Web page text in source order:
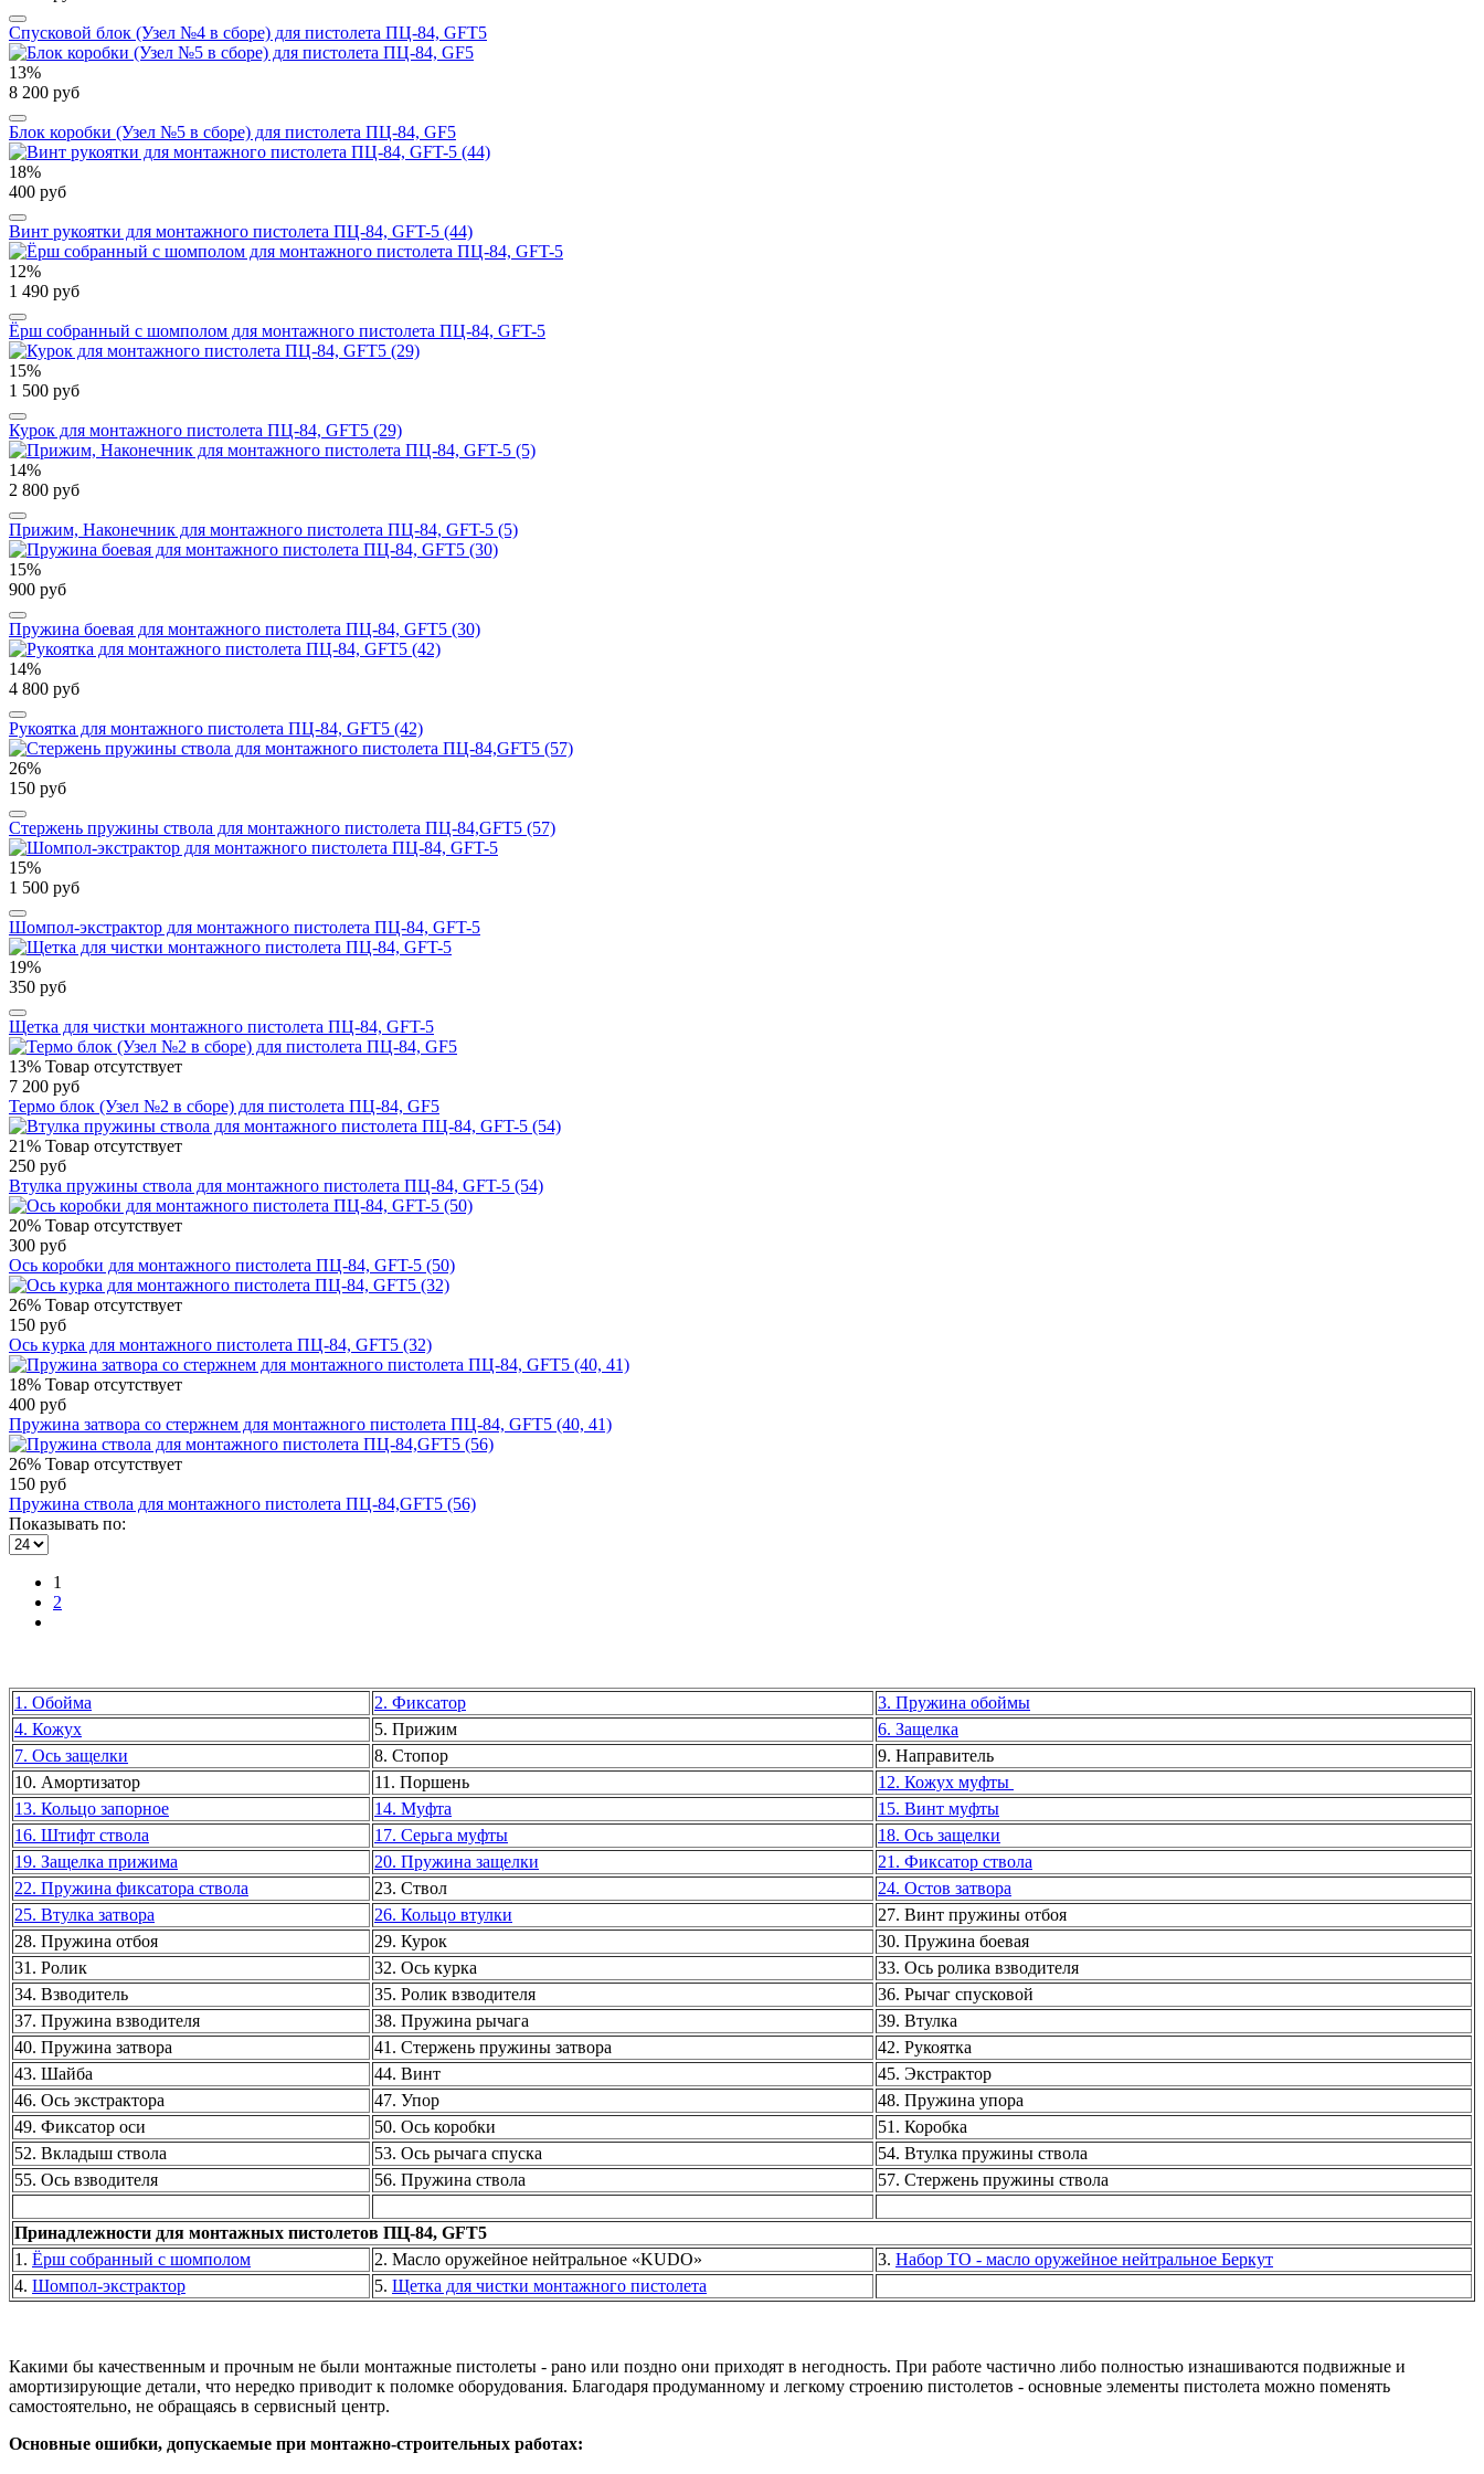
Спусковой блок (Узел №4 в сборе) для пистолета ПЦ-84, GFT5
13%
8 200 руб
Блок коробки (Узел №5 в сборе) для пистолета ПЦ-84, GF5
18%
400 руб
Винт рукоятки для монтажного пистолета ПЦ-84, GFT-5 (44)
12%
1 490 руб
Ёрш собранный с шомполом для монтажного пистолета ПЦ-84, GFT-5
15%
1 500 руб
Курок для монтажного пистолета ПЦ-84, GFT5 (29)
14%
2 800 руб
Прижим, Наконечник для монтажного пистолета ПЦ-84, GFT-5 (5)
15%
900 руб
Пружина боевая для монтажного пистолета ПЦ-84, GFT5 (30)
14%
4 800 руб
Рукоятка для монтажного пистолета ПЦ-84, GFT5 (42)
26%
150 руб
Стержень пружины ствола для монтажного пистолета ПЦ-84,GFT5 (57)
15%
1 500 руб
Шомпол-экстрактор для монтажного пистолета ПЦ-84, GFT-5
19%
350 руб
Щетка для чистки монтажного пистолета ПЦ-84, GFT-5
13% Товар отсутствует
7 200 руб
Термо блок (Узел №2 в сборе) для пистолета ПЦ-84, GF5
21% Товар отсутствует
250 руб
Втулка пружины ствола для монтажного пистолета ПЦ-84, GFT-5 (54)
20% Товар отсутствует
300 руб
Ось коробки для монтажного пистолета ПЦ-84, GFT-5 (50)
26% Товар отсутствует
150 руб
Ось курка для монтажного пистолета ПЦ-84, GFT5 (32)
18% Товар отсутствует
400 руб
Пружина затвора со стержнем для монтажного пистолета ПЦ-84, GFT5 (40, 41)
26% Товар отсутствует
150 руб
Пружина ствола для монтажного пистолета ПЦ-84,GFT5 (56)
Показывать по:
1
2
1. Обойма 2. Фиксатор
3. Пружина обоймы
4. Кожух
5. Прижим
6. Защелка
7. Ось защелки
8. Стопор
9. Направитель
10. Амортизатор
11. Поршень
12. Кожух муфты
13. Кольцо запорное
14. Муфта
15. Винт муфты
16. Штифт ствола
17. Серьга муфты
18. Ось защелки
19. Защелка прижима
20. Пружина защелки
21. Фиксатор ствола
22. Пружина фиксатора ствола
23. Ствол
24. Остов затвора
25. Втулка затвора
26. Кольцо втулки
27. Винт пружины отбоя
28. Пружина отбоя
29. Курок
30. Пружина боевая
31. Ролик
32. Ось курка
33. Ось ролика взводителя
34. Взводитель
35. Ролик взводителя
36. Рычаг спусковой
37. Пружина взводителя
38. Пружина рычага
39. Втулка
40. Пружина затвора
41. Стержень пружины затвора
42. Рукоятка
43. Шайба
44. Винт
45. Экстрактор
46. Ось экстрактора
47. Упор
48. Пружина упора
49. Фиксатор оси
50. Ось коробки
51. Коробка
52. Вкладыш ствола
53. Ось рычага спуска
54. Втулка пружины ствола
55. Ось взводителя
56. Пружина ствола 57. Стержень пружины ствола
Принадлежности для монтажных пистолетов ПЦ-84, GFT5
1. Ёрш собранный с шомполом 2. Масло оружейное нейтральное «KUDO» 3. Набор ТО - масло оружейное нейтральное Беркут
4. Шомпол-экстрактор 5. Щетка для чистки монтажного пистолета
Какими бы качественным и прочным не были монтажные пистолеты - рано или поздно они приходят в негодность. При работе частично либо полностью изнашиваются подвижные и
амортизирующие детали, что нередко приводит к поломке оборудования. Благодаря продуманному и легкому строению пистолетов - основные элементы пистолета можно поменять
самостоятельно, не обращаясь в сервисный центр.
Основные ошибки, допускаемые при монтажно-строительных работах: